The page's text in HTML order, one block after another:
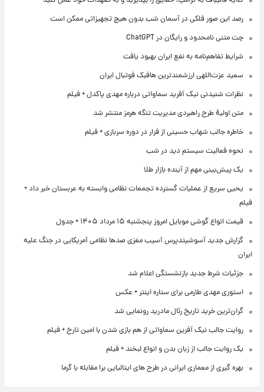
رصد این صور فلکی در آسمان شب بدون هیچ تجهیزاتی ممکن است
چت متنی نامحدود و رایگان در ChatGPT
شرایط تفاهم‌نامه به نفع ایران بهبود یافت
سعید عزت‌اللهی ارزشمندترین هافبک فوتبال ایران
نظرات شنیدنی نیک آفرید سماواتی درباره مهدی پاکدل + فیلم
متن اولیۀ طرح راهبردی مدیریت تنگه هرمز منتشر شد
خاطره جالب شهاب حسینی از فرار در دوره سربازی + فیلم
نحوه فعالیت سیستم دید در شب
یک پیش‌بینی مهم از آینده بازار طلا
یحیی سریع از عملیات گسترده تجمعات نظامی وابسته به عربستان خبر داد +
فیلم
قیمت انواع گوشی موبایل امروز پنجشنبه ۱۵ مرداد ۱۴۰۵ + جدول
گزارش جدید آسوشیتدپرس آسیب مغزی صدها نظامی آمریکایی در جنگ علیه
ایران
جزئیات شرط جدید بازنشستگی اعلام شد
استوری مهدی طارمی برای ستاره اینتر + عکس
گران‌ترین خرید تاریخ رئال مادرید رونمایی شد
روایت جالب نیک آفرین سماواتی از هم بازی شدن با امین تارخ + فیلم
یک روایت جالب از زبان بدن و انواع لبخند + فیلم
بهره گیری از معماری ایرانی در طرح های ایتالیایی برا مقابله با گرما